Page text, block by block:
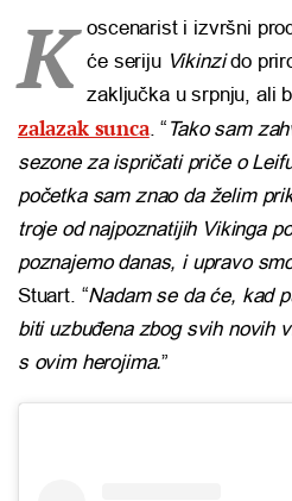
K oscenarist i izvršni
će seriju Vikinzido
zaključka u srpnju, ali
zalazak sunca. “ Tako sam
sezone za ispričati priče o
početka sam znao da želim
troje od najpoznatijih Vikinga
poznajemo danas, i upravo
Stuart. “Nadam se da će, kad
biti uzbuđena zbog svih novih
s ovim herojima.”